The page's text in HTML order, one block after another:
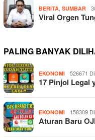
BERITA, SUMBAR
Viral Orgen
PALING BANYAK
EKONOMI 526671
17 Pinjol Legal
EKONOMI 158309
Aturan Baru